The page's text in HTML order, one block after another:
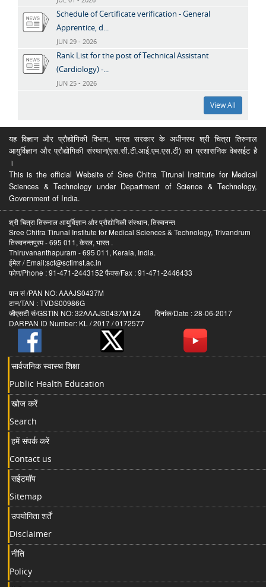
Schedule of Certificate verification - General
Apprentice, d...
JUN 29 - 2026
Rank List for the post of Technical Assistant
(Cardiology) -...
JUN 25 - 2026
View All
यह विज्ञान और प्रौद्योगिकी विभाग, भारत सरकार के अधीनस्थ श्री चित्रा तिरुनाल
आयुर्विज्ञान और प्रौद्योगिकी संस्थान(एस.सी.टी.आई.एम.एस.टी) का प्रशासनिक वेबसईट है
।
This is the official Website of Sree Chitra Tirunal Institute for Medical
Sciences & Technology under Department of Science & Technology,
Government of India.
श्री चित्रा तिरुनाल आयुर्विज्ञान और प्रौद्योगिकी संस्थान, तिरुवनन्त
Sree Chitra Tirunal Institute for Medical Sciences & Technology, Trivandrum
तिरुवनन्तपुरम - 695 011, केरल, भारत .
Thiruvananthapuram - 695 011, Kerala, India.
ईमेल / Email:sct@sctimst.ac.in
फोण/Phone : 91-471-2443152 फैक्स/Fax : 91-471-2446433
पान सं /PAN NO: AAAJS0437M
टान/TAN : TVDS00986G
जीएसटी सं/GSTIN NO: 32AAAJS0437M1Z4 दिनांक/Date : 28-06-2017
DARPAN ID Number: KL / 2017 / 0172577
सार्वजनिक स्वास्थ शिक्षा
Public Health Education
खोज करें
Search
हमें संपर्क करें
Contact us
सईटमॉप
Sitemap
उपयोगिता शर्तें
Disclaimer
नीति
Policy